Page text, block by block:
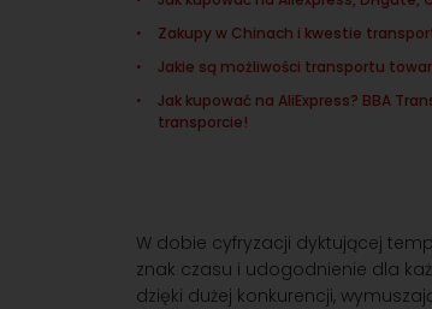
Zakupy w Chinach i kwestie
Jakie są możliwości transportu
Jak kupować na AliExpress? BBA
transporcie!
W dobie cyfryzacji dyktującej
znak czasu i udogodnienie dla
dzięki dużej konkurencji,